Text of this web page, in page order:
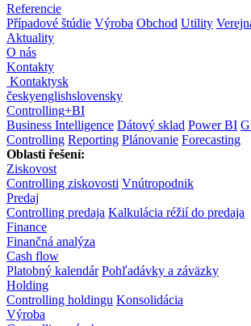
Referencie
Případové štúdie Výroba Obchod Utility
Aktuality
O nás
Kontakty
Kontaktysk
českyenglishslovensky
Controlling+BI
Business Intelligence Dátový sklad Power BI
Controlling Reporting Plánovanie Forecasting
Oblasti řešení:
Ziskovost
Controlling ziskovosti Vnútropodnik
Predaj
Controlling predaja Kalkulácia réžií do predaja
Finance
Finančná analýza
Cash flow
Platobný kalendár Pohľadávky a záväzky
Holding
Controlling holdingu Konsolidácia
Výroba